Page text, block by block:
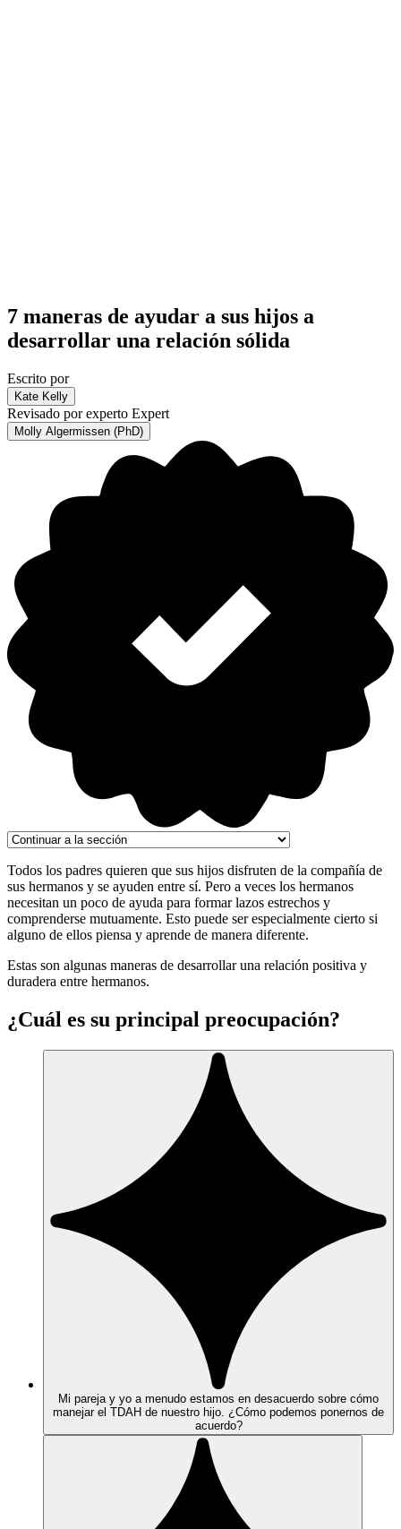
7 maneras de ayudar a sus hijos a
desarrollar una relación sólida
Escrito por
Kate Kelly
Revisado por experto Expert
Molly Algermissen (PhD)
Todos los padres quieren que sus hijos disfruten de la compañía de
sus hermanos y se ayuden entre sí. Pero a veces los hermanos
necesitan un poco de ayuda para formar lazos estrechos y
comprenderse mutuamente. Esto puede ser especialmente cierto si
alguno de ellos piensa y aprende de manera diferente.
Estas son algunas maneras de desarrollar una relación positiva y
duradera entre hermanos.
¿Cuál es su principal preocupación?
Mi pareja y yo a menudo estamos en desacuerdo sobre cómo
manejar el TDAH de nuestro hijo. ¿Cómo podemos ponernos de
acuerdo?